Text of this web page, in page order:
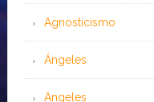
Agnosticismo
Ángeles
Angeles